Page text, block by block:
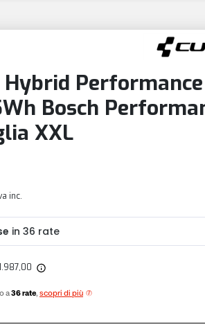
Bosch
XXL
inc.
a36 rate, scopri di più